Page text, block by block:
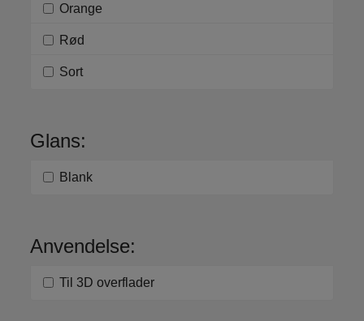
Orange
Rød
Sort
Glans:
Blank
Anvendelse:
Til 3D overflader